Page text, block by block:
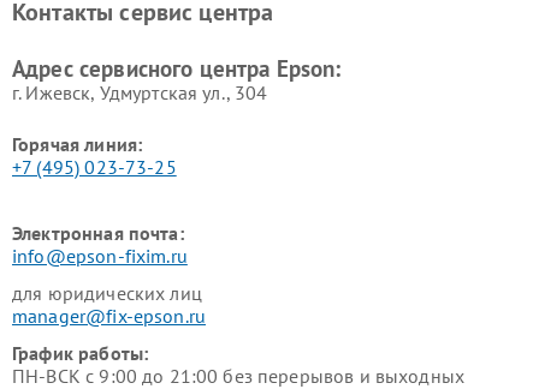
Контакты сервис центра
Адрес сервисного центра Epson:
г. Ижевск, Удмуртская ул., 304
Горячая линия:
+7 (495) 023-73-25
Электронная почта:
info@epson-fixim.ru
для юридических лиц
manager@fix-epson.ru
График работы:
ПН-ВСК с 9:00 до 21:00 без перерывов и выходных